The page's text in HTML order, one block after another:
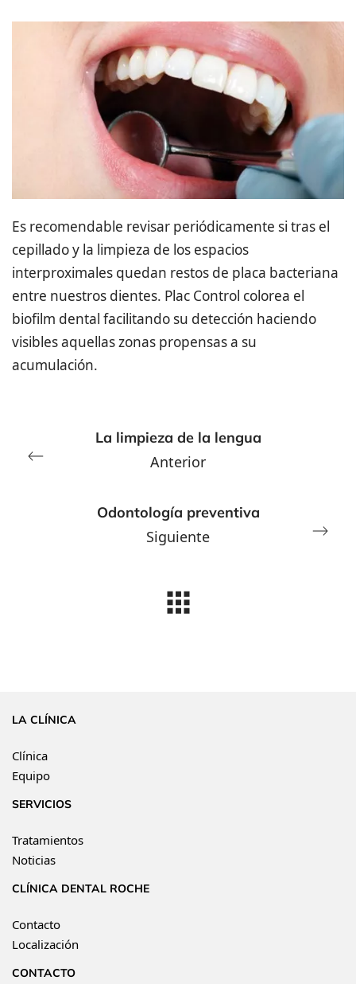
Es recomendable revisar periódicamente si tras el
cepillado y la limpieza de los espacios
interproximales quedan restos de placa bacteriana
entre nuestros dientes. Plac Control colorea el
biofilm dental facilitando su detección haciendo
visibles aquellas zonas propensas a su
acumulación.
La limpieza de la lengua
Anterior
Odontología preventiva
Siguiente
LA CLÍNICA
Clínica
Equipo
SERVICIOS
Tratamientos
Noticias
CLÍNICA DENTAL ROCHE
Contacto
Localización
CONTACTO